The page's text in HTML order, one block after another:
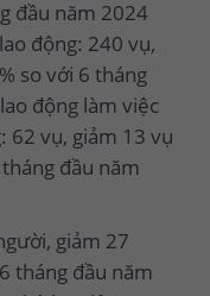
đầu năm 2024
động: 240 vụ,
so với 6 tháng
động làm việc
62 vụ, giảm 13 vụ
đầu năm
giảm 27
tháng đầu năm